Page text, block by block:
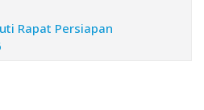
Rapat Persiapan